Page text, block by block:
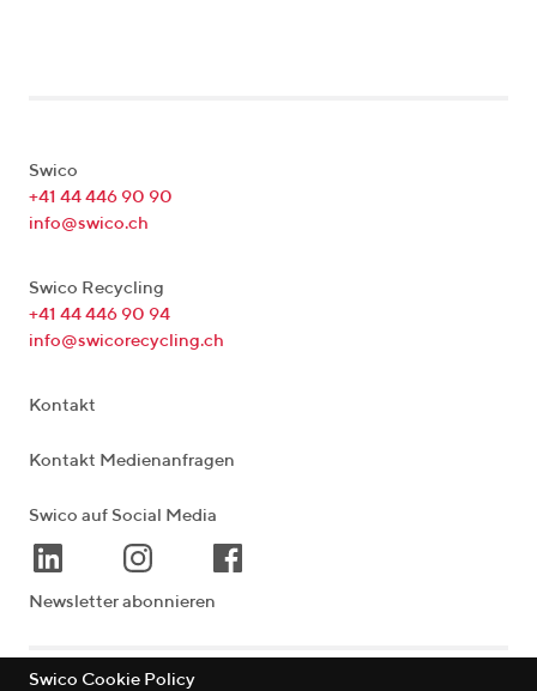
Swico
+41 44 446 90 90
info@swico.ch
Swico Recycling
+41 44 446 90 94
info@swicorecycling.ch
Kontakt
Kontakt Medienanfragen
Swico auf Social Media
Newsletter abonnieren
Swico Cookie Policy